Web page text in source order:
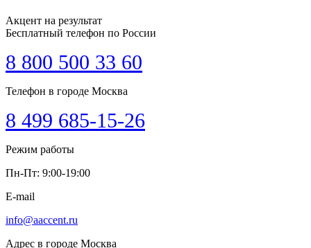
Акцент на результат
Бесплатный телефон по России
8 800 500 33 60
Телефон в городе Москва
8 499 685-15-26
Режим работы
Пн-Пт: 9:00-19:00
E-mail
info@aaccent.ru
Адрес в городе Москва